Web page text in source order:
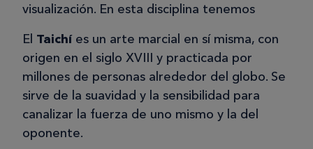
visualización. En esta disciplina tenemos
El Taichíes un arte marcial en sí misma, con
origen en el siglo XVIII y practicada por
millones de personas alrededor del globo. Se
sirve de la suavidad y la sensibilidad para
canalizar la fuerza de uno mismo y la del
oponente.